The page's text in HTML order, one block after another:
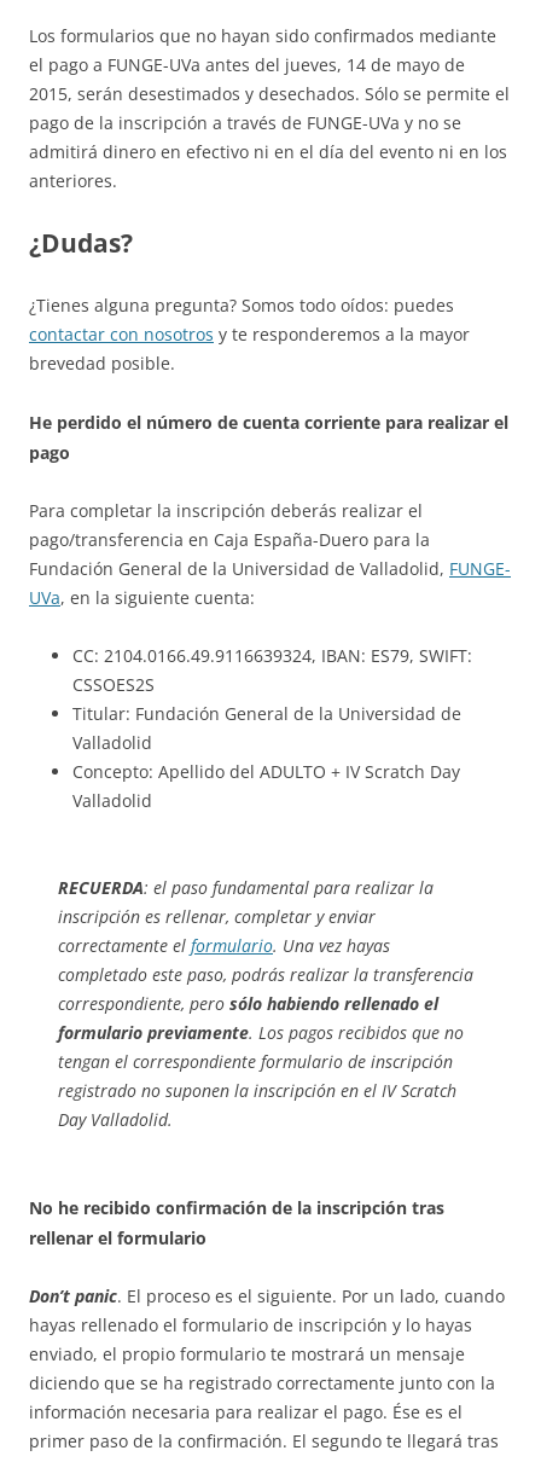
Los formularios que no hayan sido confirmados mediante
el pago a FUNGE-UVa antes del jueves, 14 de mayo de
2015, serán desestimados y desechados. Sólo se permite el
pago de la inscripción a través de FUNGE-UVa y no se
admitirá dinero en efectivo ni en el día del evento ni en los
anteriores.
¿Dudas?
¿Tienes alguna pregunta? Somos todo oídos: puedes
contactar con nosotros y te responderemos a la mayor
brevedad posible.
He perdido el número de cuenta corriente para realizar el
pago
Para completar la inscripción deberás realizar el
pago/transferencia en Caja España-Duero para la
Fundación General de la Universidad de Valladolid, FUNGE-
UVa, en la siguiente cuenta:
CC: 2104.0166.49.9116639324, IBAN: ES79, SWIFT:
CSSOES2S
Titular: Fundación General de la Universidad de
Valladolid
Concepto: Apellido del ADULTO + IV Scratch Day
Valladolid
RECUERDA: el paso fundamental para realizar la
inscripción es rellenar, completar y enviar
correctamente el formulario. Una vez hayas
completado este paso, podrás realizar la transferencia
correspondiente, pero sólo habiendo rellenado el
formulario previamente. Los pagos recibidos que no
tengan el correspondiente formulario de inscripción
registrado no suponen la inscripción en el IV Scratch
Day Valladolid.
No he recibido confirmación de la inscripción tras
rellenar el formulario
Don’t panic. El proceso es el siguiente. Por un lado, cuando
hayas rellenado el formulario de inscripción y lo hayas
enviado, el propio formulario te mostrará un mensaje
diciendo que se ha registrado correctamente junto con la
información necesaria para realizar el pago. Ése es el
primer paso de la confirmación. El segundo te llegará tras